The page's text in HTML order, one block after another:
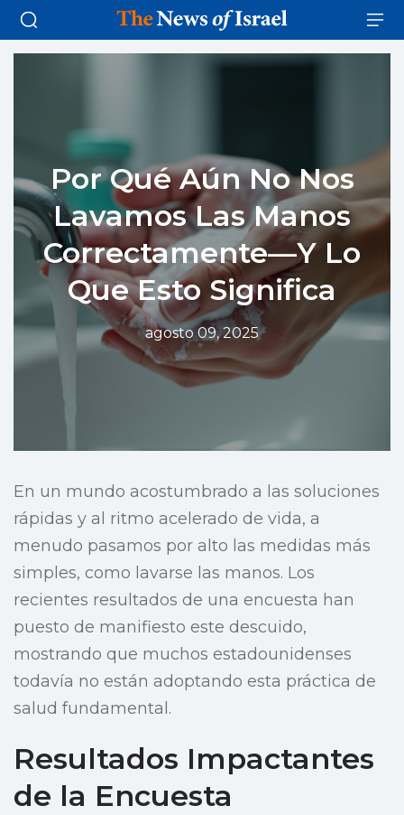
Por Qué Aún No Nos
Lavamos Las Manos
Correctamente—Y Lo
Que Esto Significa
agosto 09, 2025
En un mundo acostumbrado a las soluciones
rápidas y al ritmo acelerado de vida, a
menudo pasamos por alto las medidas más
simples, como lavarse las manos. Los
recientes resultados de una encuesta han
puesto de manifiesto este descuido,
mostrando que muchos estadounidenses
todavía no están adoptando esta práctica de
salud fundamental.
Resultados Impactantes
de la Encuesta